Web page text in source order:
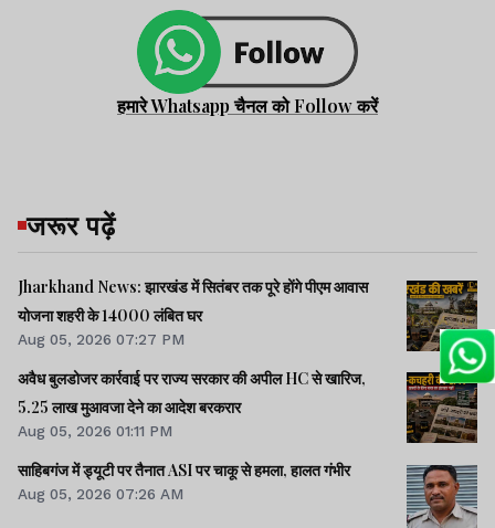
हमारे Whatsapp चैनल को Follow करें
जरूर पढ़ें
Jharkhand News: झारखंड में सितंबर तक पूरे होंगे पीएम आवास
योजना शहरी के 14000 लंबित घर
Aug 05, 2026 07:27 PM
अवैध बुलडोजर कार्रवाई पर राज्य सरकार की अपील HC से खारिज,
5.25 लाख मुआवजा देने का आदेश बरकरार
Aug 05, 2026 01:11 PM
साहिबगंज में ड्यूटी पर तैनात ASI पर चाकू से हमला, हालत गंभीर
Aug 05, 2026 07:26 AM